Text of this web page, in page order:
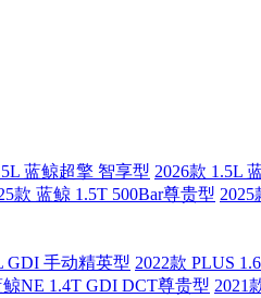
蓝鲸超擎 智享型 2026款 1.5L
款 蓝鲸 1.5T 500Bar尊贵型
GDI 手动精英型 2022款 PLUS
NE 1.4T GDI DCT尊贵型 2021